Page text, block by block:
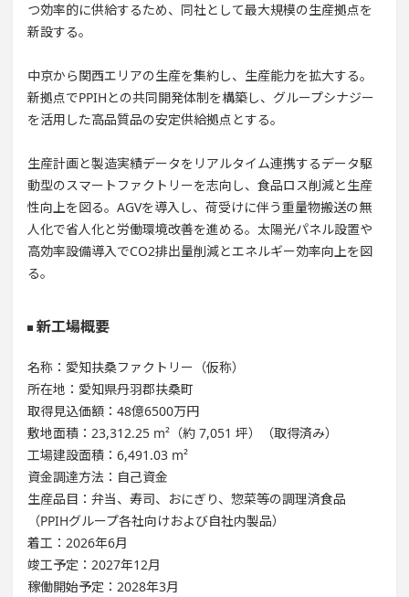
つ効率的に供給するため、同社として最大規模の生産拠点を
新設する。
中京から関西エリアの生産を集約し、生産能力を拡大する。
新拠点でPPIHとの共同開発体制を構築し、グループシナジー
を活用した高品質品の安定供給拠点とする。
生産計画と製造実績データをリアルタイム連携するデータ駆
動型のスマートファクトリーを志向し、食品ロス削減と生産
性向上を図る。AGVを導入し、荷受けに伴う重量物搬送の無
人化で省人化と労働環境改善を進める。太陽光パネル設置や
高効率設備導入でCO2排出量削減とエネルギー効率向上を図
る。
新工場概要
名称：愛知扶桑ファクトリー（仮称）
所在地：愛知県丹羽郡扶桑町
取得見込価額：48億6500万円
敷地面積：23,312.25 m²（約 7,051 坪）（取得済み）
工場建設面積：6,491.03 m²
資金調達方法：自己資金
生産品目：弁当、寿司、おにぎり、惣菜等の調理済食品
（PPIHグループ各社向けおよび自社内製品）
着工：2026年6月
竣工予定：2027年12月
稼働開始予定：2028年3月